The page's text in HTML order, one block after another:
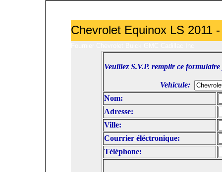
Chevrolet Equinox LS 2011
Veuillez S.V.P. remplir ce
Vehicule:
Nom:
Adresse:
Ville:
Courrier éléctronique:
Téléphone: